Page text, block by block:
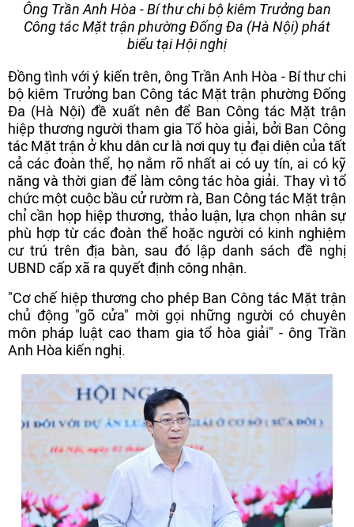
Ông Trần Anh Hòa - Bí thư chi bộ kiêm Trưởng ban
Công tác Mặt trận phường Đống Đa (Hà Nội) phát
biểu tại Hội nghị
Đồng tình với ý kiến trên, ông Trần Anh Hòa - Bí thư chi
bộ kiêm Trưởng ban Công tác Mặt trận phường Đống
Đa (Hà Nội) đề xuất nên để Ban Công tác Mặt trận
hiệp thương người tham gia Tổ hòa giải, bởi Ban Công
tác Mặt trận ở khu dân cư là nơi quy tụ đại diện của tất
cả các đoàn thể, họ nắm rõ nhất ai có uy tín, ai có kỹ
năng và thời gian để làm công tác hòa giải. Thay vì tổ
chức một cuộc bầu cử rườm rà, Ban Công tác Mặt trận
chỉ cần họp hiệp thương, thảo luận, lựa chọn nhân sự
phù hợp từ các đoàn thể hoặc người có kinh nghiệm
cư trú trên địa bàn, sau đó lập danh sách đề nghị
UBND cấp xã ra quyết định công nhận.
"Cơ chế hiệp thương cho phép Ban Công tác Mặt trận
chủ động "gõ cửa" mời gọi những người có chuyên
môn pháp luật cao tham gia tổ hòa giải" - ông Trần
Anh Hòa kiến nghị.